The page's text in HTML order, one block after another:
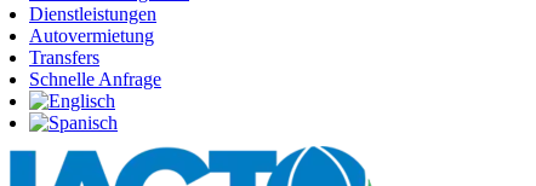
Dienstleistungen
Autovermietung
Transfers
Schnelle Anfrage